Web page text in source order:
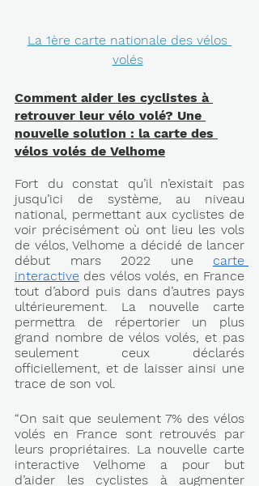
La 1ère carte nationale des vélos
volés
Comment aider les cyclistes à
retrouver leur vélo volé? Une
nouvelle solution : la carte des
vélos volés de Velhome
Fort du constat qu’il n’existait pas
jusqu’ici de système, au niveau
national, permettant aux cyclistes de
voir précisément où ont lieu les vols
de vélos, Velhome a décidé de lancer
début mars 2022 une carte
interactive des vélos volés, en France
tout d’abord puis dans d’autres pays
ultérieurement. La nouvelle carte
permettra de répertorier un plus
grand nombre de vélos volés, et pas
seulement ceux déclarés
officiellement, et de laisser ainsi une
trace de son vol.
“On sait que seulement 7% des vélos
volés en France sont retrouvés par
leurs propriétaires. La nouvelle carte
interactive Velhome a pour but
d’aider les cyclistes à augmenter